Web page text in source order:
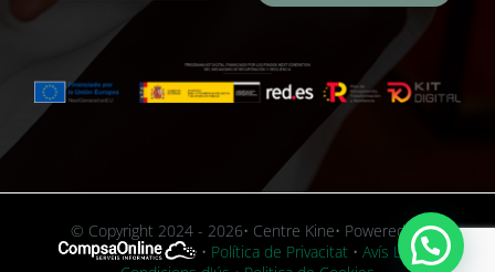
© Copyright 2024 - 2026• Centre Kine• Powered by
• Política de Privacitat • Avís Legal i